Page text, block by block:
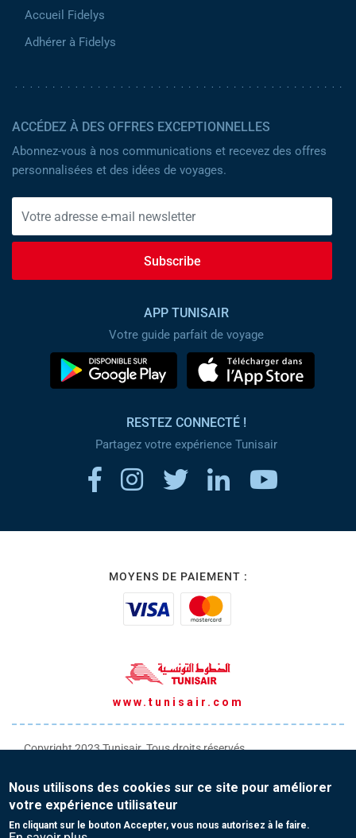
Accueil Fidelys
Adhérer à Fidelys
ACCÉDEZ À DES OFFRES EXCEPTIONNELLES
Abonnez-vous à nos communications et recevez des offres
personnalisées et des idées de voyages.
Subscribe
APP TUNISAIR
Votre guide parfait de voyage
RESTEZ CONNECTÉ !
Partagez votre expérience Tunisair
MOYENS DE PAIEMENT :
www.tunisair.com
Copyright 2023 Tunisair. Tous droits réservés
Conditions générales de Vente
Protection de vos données personnelles
Nous utilisons des cookies sur ce site pour améliorer
votre expérience utilisateur
En cliquant sur le bouton Accepter, vous nous autorisez à le faire.